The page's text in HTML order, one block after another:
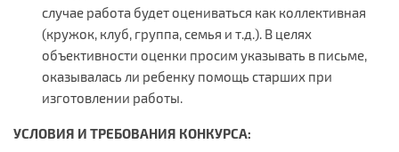
случае работа будет оцениваться как коллективная
(кружок, клуб, группа, семья и т.д.). В целях
объективности оценки просим указывать в письме,
оказывалась ли ребенку помощь старших при
изготовлении работы.
УСЛОВИЯ И ТРЕБОВАНИЯ КОНКУРСА: